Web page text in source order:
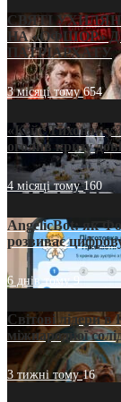
СВЯТІ
НА «ОФШОР»
ПАТРІАРХАТУ
3 місяці тому654
«Кейс Тихона» у
оголив кризу
4 місяці тому160
AngelicBot: як
розвиває
6 днів тому9
Світові лідери
міжнародної
3 тижні тому16